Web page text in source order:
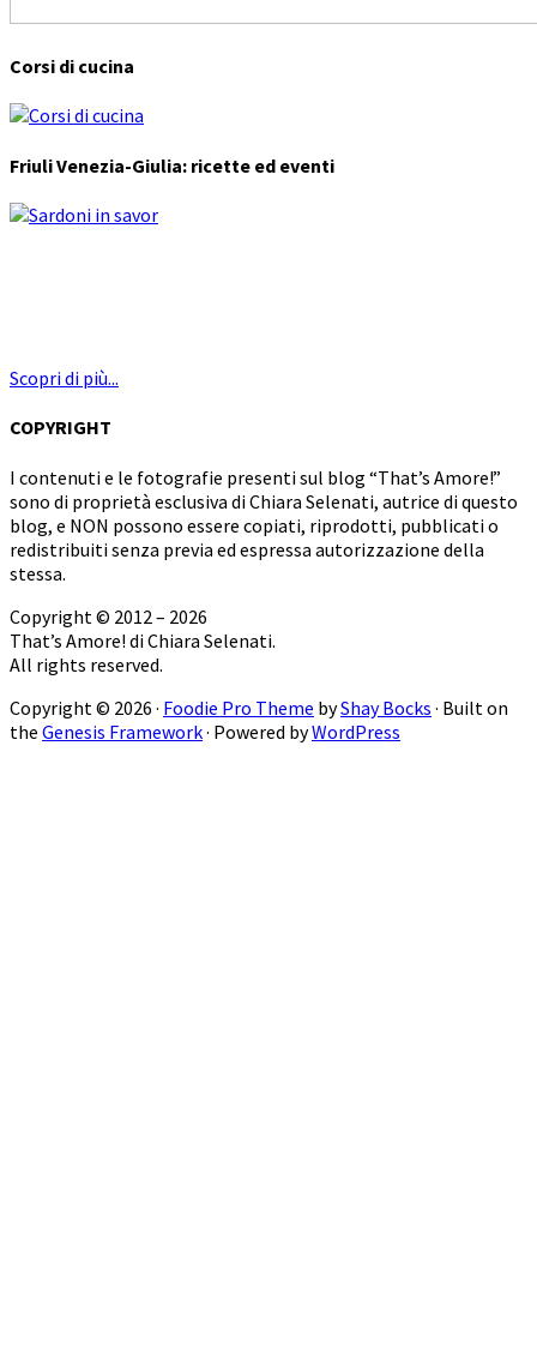
Corsi di cucina
Friuli Venezia-Giulia: ricette ed eventi
Scopri di più...
COPYRIGHT
I contenuti e le fotografie presenti sul blog “That’s Amore!”
sono di proprietà esclusiva di Chiara Selenati, autrice di questo
blog, e NON possono essere copiati, riprodotti, pubblicati o
redistribuiti senza previa ed espressa autorizzazione della
stessa.
Copyright © 2012 – 2026
That’s Amore! di Chiara Selenati.
All rights reserved.
Copyright © 2026 · Foodie Pro Theme byShay Bocks · Built on
the Genesis Framework· Powered byWordPress